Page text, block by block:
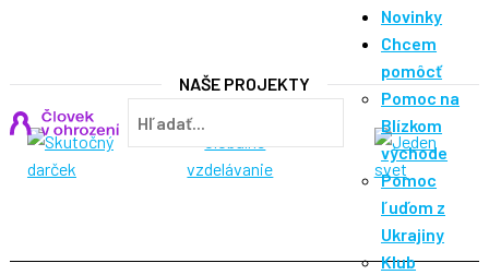
Novinky
Chcem
pomôcť
Pomoc na
Blízkom
východe
Pomoc
ľuďom z
Ukrajiny
Klub
NAŠE PROJEKTY